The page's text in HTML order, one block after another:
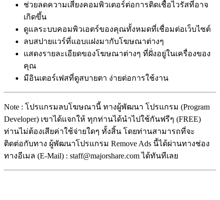
ช่วยลดความเสี่ยงคอมพิวเตอร์ต่อการติดเชื้อไวรัสที่อาจ
เกิดขึ้น
ดูแลระบบคอมพิวเอตร์ของคุณทั้งหมดที่เชื่อมต่อเว็บไซต์
ลบสปายแวร์ที่แอบแฝงมากับโฆษณาต่างๆ
แสดงรายละเอียดของโฆษณาต่างๆ ที่ฝั่งอยู่ในเครื่องของ
คุณ
มีอินเตอร์เฟสที่ดูสบายตา ง่ายต่อการใช้งาน
Note : โปรแกรมลบโฆษณานี้ ทางผู้พัฒนา โปรแกรม (Program
Developer) เขาได้แจกให้ ทุกท่านได้นำไปใช้กันฟรีๆ (FREE)
ท่านไม่ต้องเสียค่าใช้จ่ายใดๆ ทั้งสิ้น โดยท่านสามารถที่จะ
ติดต่อกับทาง ผู้พัฒนาโปรแกรม Remove Ads นี้ได้ผ่านทางช่อง
ทางอีเมล (E-Mail) : staff@majorshare.com ได้ทันทีเลย